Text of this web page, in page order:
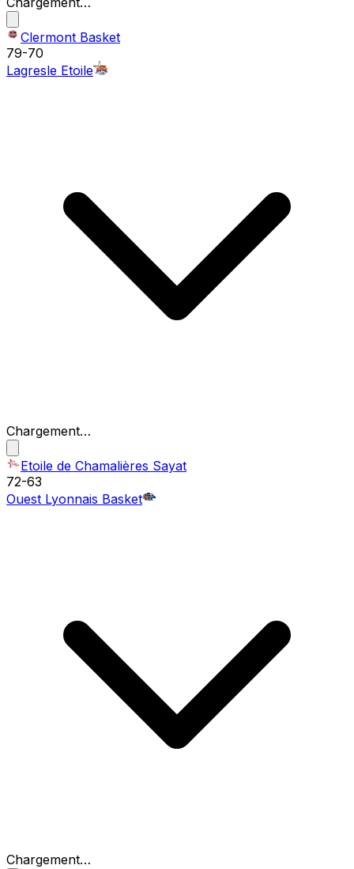
Clermont Basket
79-70
Lagresle Etoile
Chargement…
Etoile de Chamalières Sayat
72-63
Ouest Lyonnais Basket
Chargement…